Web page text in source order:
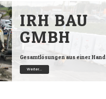
IRH BAU
GMBH
Gesamtlösungen aus einer
Weiter...